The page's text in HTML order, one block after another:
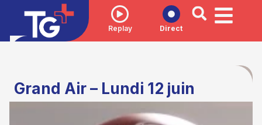
Replay Direct
Grand Air – Lundi 12 juin